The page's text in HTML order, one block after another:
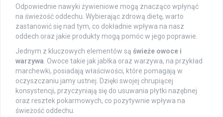
Odpowiednie nawyki żywieniowe mogą znacząco wpłynąć
na świeżość oddechu. Wybierając zdrową dietę, warto
zastanowić się nad tym, co dokładnie wpływa na nasz
oddech oraz jakie produkty mogą pomóc w jego poprawie.
Jednym z kluczowych elementów są świeże owoce i
warzywa . Owoce takie jak jabłka oraz warzywa, na przykład
marchewki, posiadają właściwości, które pomagają w
oczyszczaniu jamy ustnej. Dzięki swojej chrupiącej
konsystencji, przyczyniają się do usuwania płytki nazębnej
oraz resztek pokarmowych, co pozytywnie wpływa na
świeżość oddechu.